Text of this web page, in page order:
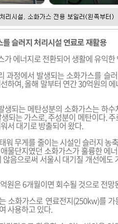
슬러지 처리시설 연료로 재활용
에너지로 전환되어 생활에 유익한
과정에서 발생되는 소화가스를 슬
하여, 올해 말부터 연간 30억원의
생되는 메탄성분의 소화가스는 하
되는 가스로, 주성분이 메탄이다.
서 대기로 방출되어 왔다.
워 무게를 줄이는 시설인 슬러지 농
물단지였던 소화가스가 훌륭한 에
음으로써 서울시 대기질 개선에도
원은 6개월이면 회수될 것으로 전망
소화가스로 연료전지(250kw)를
사용하고 있다.